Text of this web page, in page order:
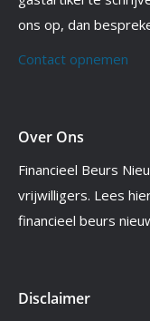
ons op, dan
Contact opnemen
Over Ons
Financieel Beurs
vrijwilligers. Lees
financieel beurs
Disclaimer